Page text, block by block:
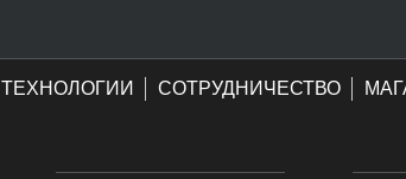
ТЕХНОЛОГИИ СОТРУДНИЧЕСТВО